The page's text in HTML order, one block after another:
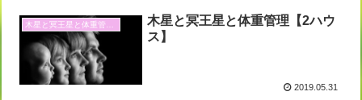
木星と冥王星と体重管理と
木星と冥王星と体重管理【2ハウ
ス】
2019.05.31